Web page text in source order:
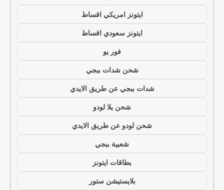
ايتونز امريكي اقساط
ايتونز سعودي اقساط
فور يو
شحن شدات ببجي
شدات ببجي عن طريق الايدي
شحن يلا لودو
شحن لودو عن طريق الايدي
شعبية ببجي
بطاقات ايتونز
بلايستيشن ستور